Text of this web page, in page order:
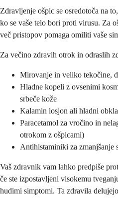
Zdravljenje ošpic se osredotoča na
ko se vaše telo bori proti virusu. Za
več pristopov pomaga omiliti vaše
Za večino zdravih otrok in odraslih
Mirovanje in veliko tekočine,
Hladne kopeli z ovsenimi
srbeče kože
Kalamin losjon ali hladni
Paracetamol za vročino in
otrokom z ošpicami)
Antihistaminiki za zmanjšanje
Vaš zdravnik vam lahko predpiše
če ste izpostavljeni visokemu
hudimi simptomi. Ta zdravila